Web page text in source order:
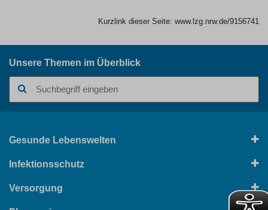
Kurzlink dieser Seite: www.lzg.nrw.de/9156741
Unsere Themen im Überblick
Gesunde Lebenswelten
Infektionsschutz
Versorgung